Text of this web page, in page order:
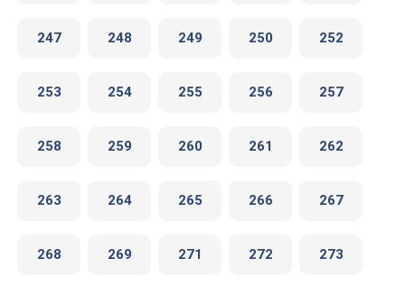
247 248 249 250 252
253 254 255 256 257
258 259 260 261 262
263 264 265 266 267
268 269 271 272 273